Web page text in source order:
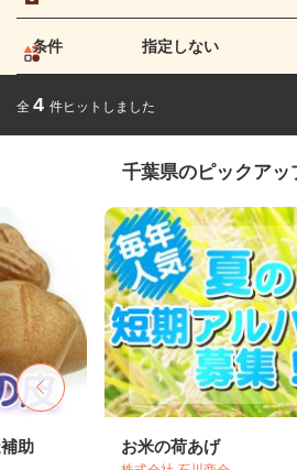
条件 指定しない
全 4 件ヒットしました
千葉県のピックアッ
助 お米の荷あげ